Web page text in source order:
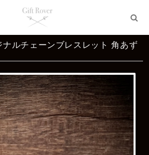
ルチェーンブレスレット 角あず